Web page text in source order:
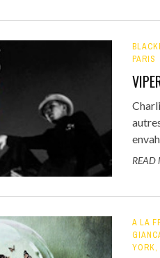
PARIS
READ
A LA
YORK,